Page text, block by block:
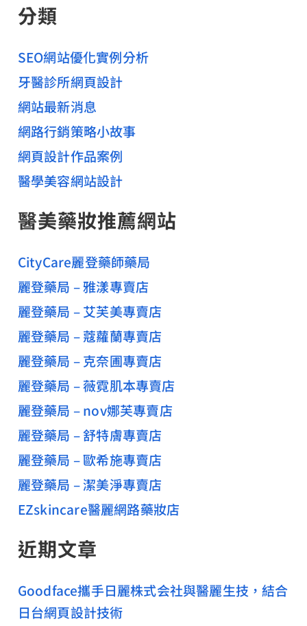
鍵
字
:
分類
SEO網站優化實例分析
牙醫診所網頁設計
網站最新消息
網路行銷策略小故事
網頁設計作品案例
醫學美容網站設計
醫美藥妝推薦網站
CityCare麗登藥師藥局
麗登藥局 – 雅漾專賣店
麗登藥局 – 艾芙美專賣店
麗登藥局 – 蔻蘿蘭專賣店
麗登藥局 – 克奈圃專賣店
麗登藥局 – 薇霓肌本專賣店
麗登藥局 – nov娜芙專賣店
麗登藥局 – 舒特膚專賣店
麗登藥局 – 歐希施專賣店
麗登藥局 – 潔美淨專賣店
EZskincare醫麗網路藥妝店
近期文章
Goodface攜手日麗株式会社與醫麗生技，結合
日台網頁設計技術